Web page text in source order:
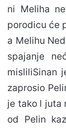
ni Meliha
porodicu će
a Melihu
spajanje
misliliSinan
zaprosio
je tako l juta
od Pelin